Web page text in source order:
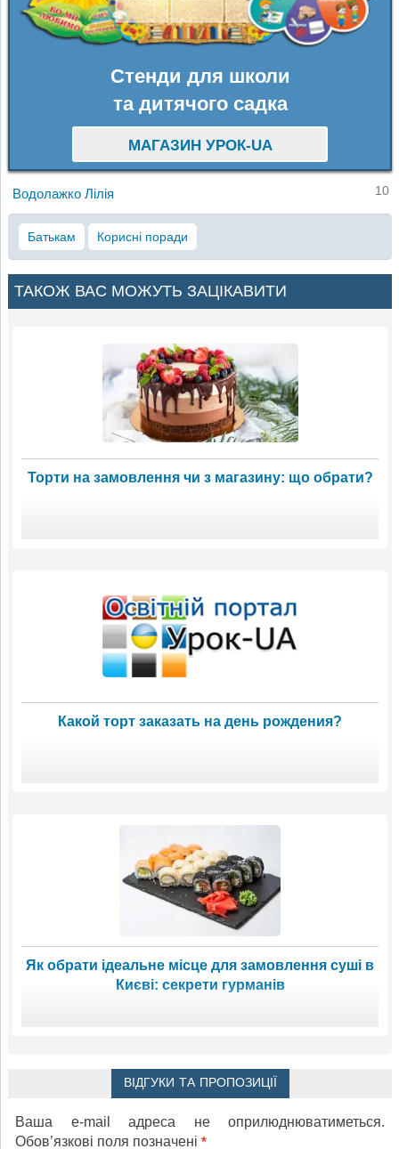
Стенди для школи
та дитячого садка
МАГАЗИН УРОК-UA
Водолажко Лілія 10
Батькам Корисні поради
ТАКОЖ ВАС МОЖУТЬ ЗАЦІКАВИТИ
Торти на замовлення чи з магазину: що обрати?
Какой торт заказать на день рождения?
Як обрати ідеальне місце для замовлення суші в
Києві: секрети гурманів
ВІДГУКИ ТА ПРОПОЗИЦІЇ
Ваша e-mail адреса не оприлюднюватиметься.
Обов’язкові поля позначені *